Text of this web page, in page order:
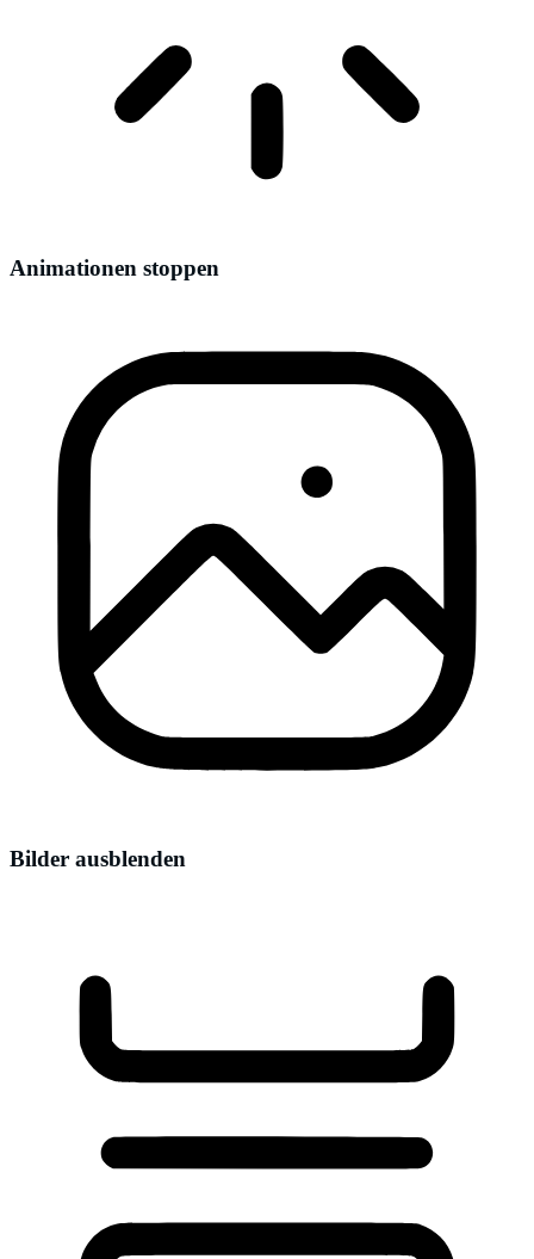
Animationen stoppen
Bilder ausblenden